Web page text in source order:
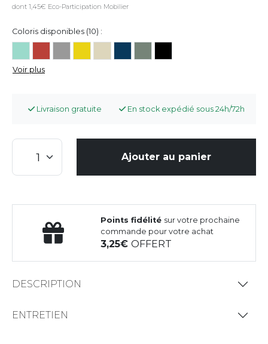
dont 1,45€ Eco-Participation Mobilier
Coloris disponibles (10) :
Voir plus
Livraison gratuite En stock expédié sous 24h/72h
Ajouter au panier
Points fidélité sur votre prochaine
commande pour votre achat
3,25OFFERT
DESCRIPTION
ENTRETIEN